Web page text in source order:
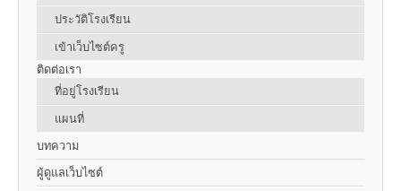
ประวัติโรงเรียน
เข้าเว็บไซต์ครู
ติดต่อเรา
ที่อยู่โรงเรียน
แผนที่
บทความ
ผู้ดูแลเว็บไซต์